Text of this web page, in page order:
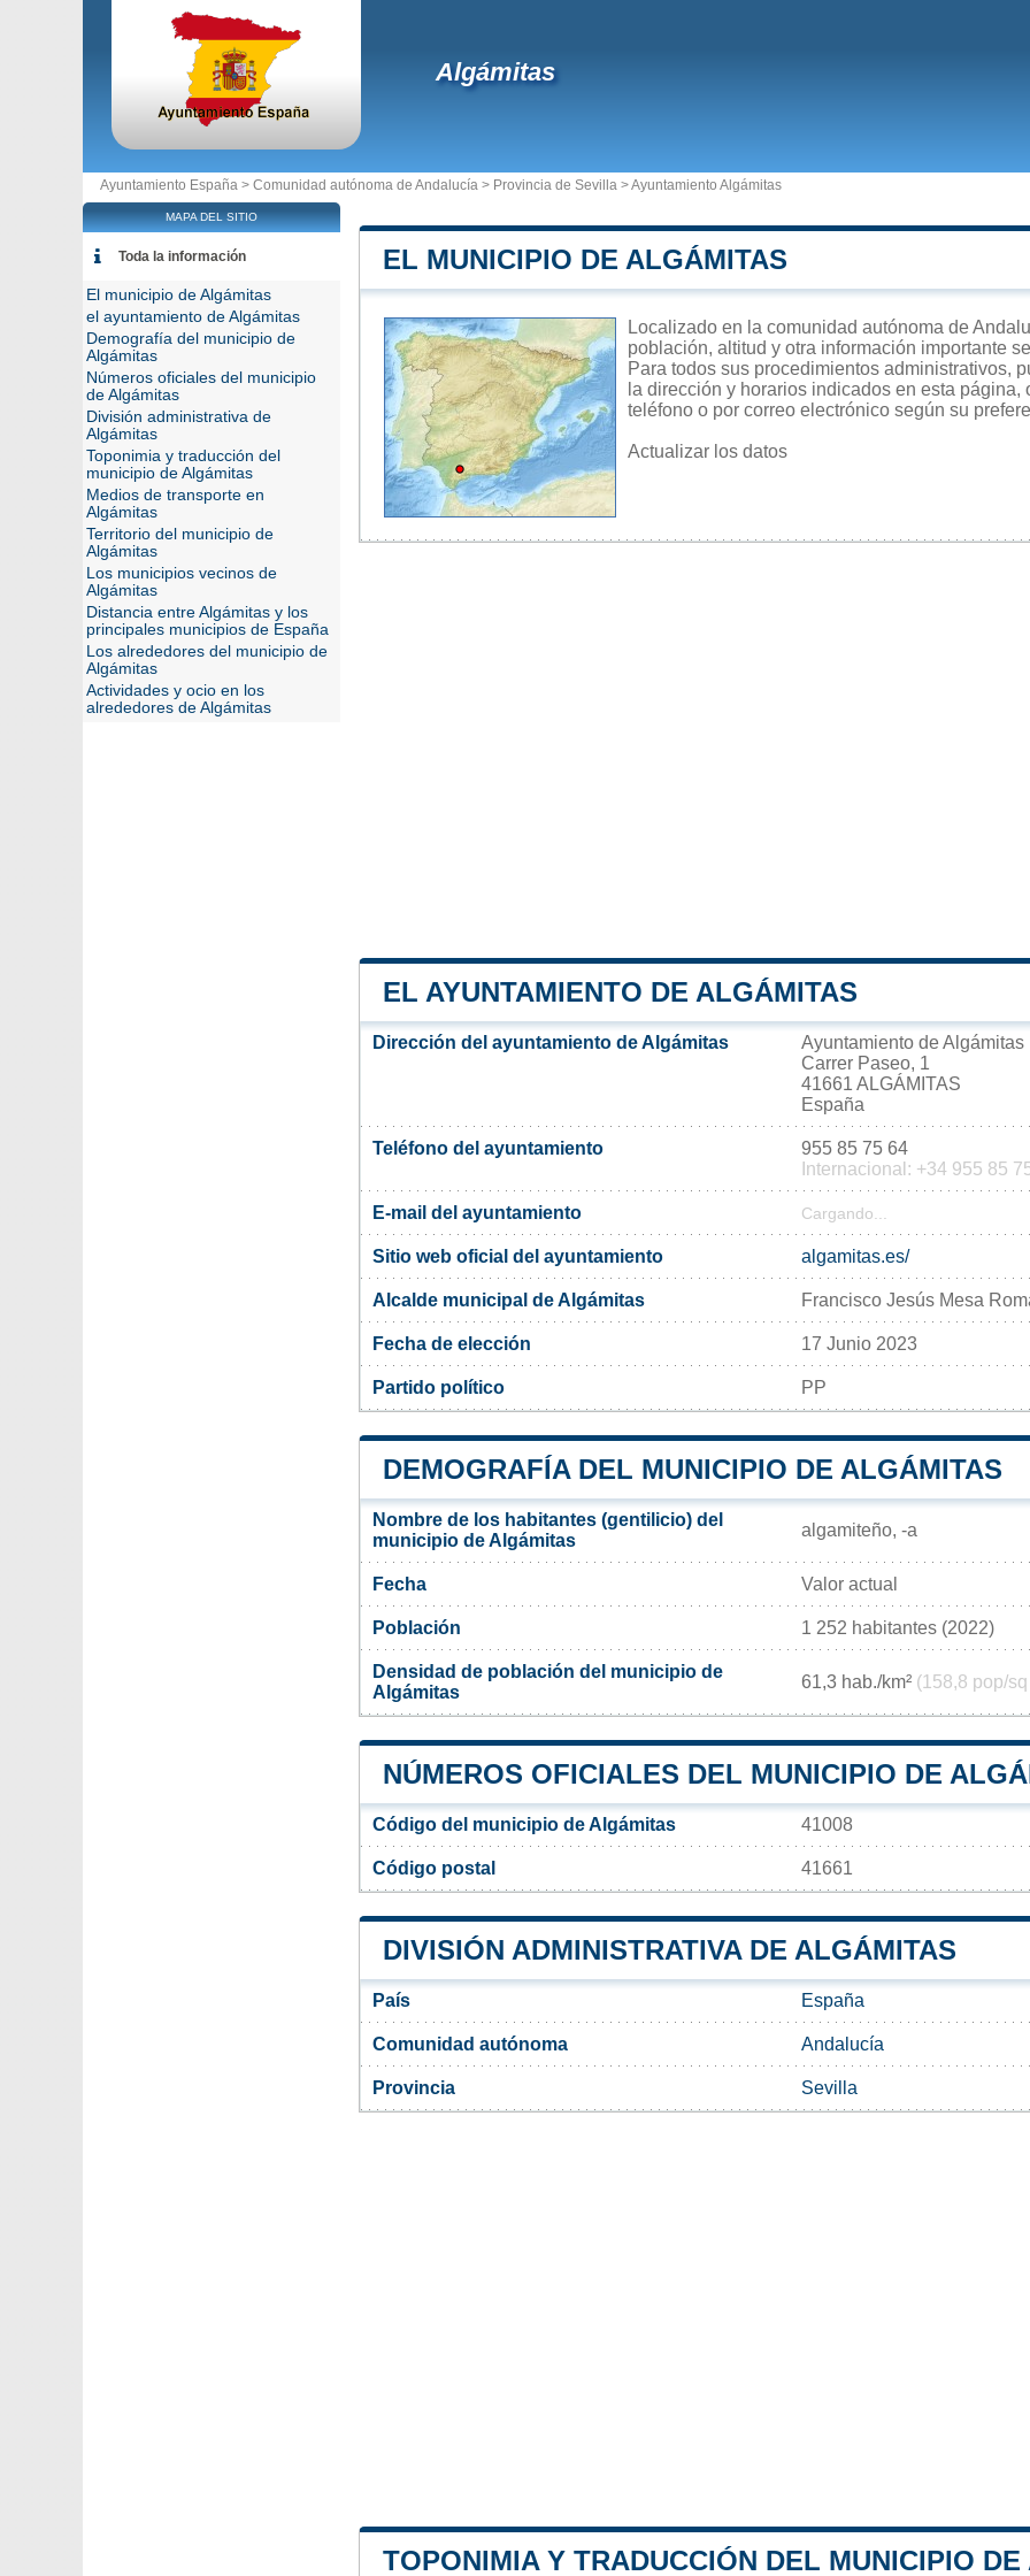
Algámitas
Ayuntamiento España > Comunidad autónoma de Andalucía > Provincia de Sevilla >Ayuntamiento Algámitas
EL MUNICIPIO DE ALGÁMITAS
Localizado en la comunidad autónoma de
población, altitud y otra información importante
Para todos sus procedimientos administrativos,
la dirección y horarios indicados en esta
teléfono o por correo electrónico según su
Actualizar los datos
EL AYUNTAMIENTO DE ALGÁMITAS
Dirección del ayuntamiento de Algámitas
Ayuntamiento de Algámitas
Carrer Paseo, 1
41661 ALGÁMITAS
España
Teléfono del ayuntamiento
955 85 75 64
Internacional: +34 955 85
E-mail del ayuntamiento Cargando...
Sitio web oficial del ayuntamiento algamitas.es/
Alcalde municipal de Algámitas Francisco Jesús Mesa
Fecha de elección 17 Junio 2023
Partido político PP
DEMOGRAFÍA DEL MUNICIPIO DE ALGÁMITAS
Nombre de los habitantes (gentilicio) del
municipio de Algámitas
algamiteño, -a
Fecha Valor actual
Población 1 252 habitantes (2022)
Densidad de población del municipio de
Algámitas
61,3 hab./km² (158,8 pop/
NÚMEROS OFICIALES DEL MUNICIPIO DE
Código del municipio de Algámitas 41008
Código postal 41661
DIVISIÓN ADMINISTRATIVA DE ALGÁMITAS
País España
Comunidad autónoma Andalucía
Provincia Sevilla
TOPONIMIA Y TRADUCCIÓN DEL MUNICIPIO
MAPA DEL SITIO
Toda la información
El municipio de Algámitas
el ayuntamiento de Algámitas
Demografía del municipio de
Algámitas
Números oficiales del municipio
de Algámitas
División administrativa de
Algámitas
Toponimia y traducción del
municipio de Algámitas
Medios de transporte en
Algámitas
Territorio del municipio de
Algámitas
Los municipios vecinos de
Algámitas
Distancia entre Algámitas y los
principales municipios de España
Los alrededores del municipio de
Algámitas
Actividades y ocio en los
alrededores de Algámitas